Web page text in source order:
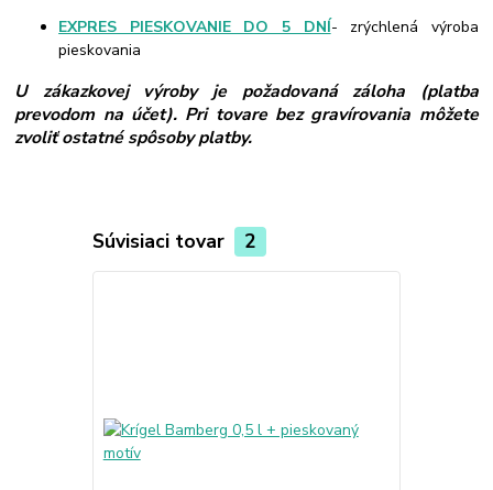
EXPRES PIESKOVANIE DO 5 DNÍ- zrýchlená výroba
pieskovania
U zákazkovej výroby je požadovaná záloha (platba
prevodom na účet). Pri tovare bez gravírovania môžete
zvoliť ostatné spôsoby platby.
Súvisiaci tovar 2